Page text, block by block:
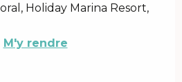
Holiday Marina Resort,
M'y rendre